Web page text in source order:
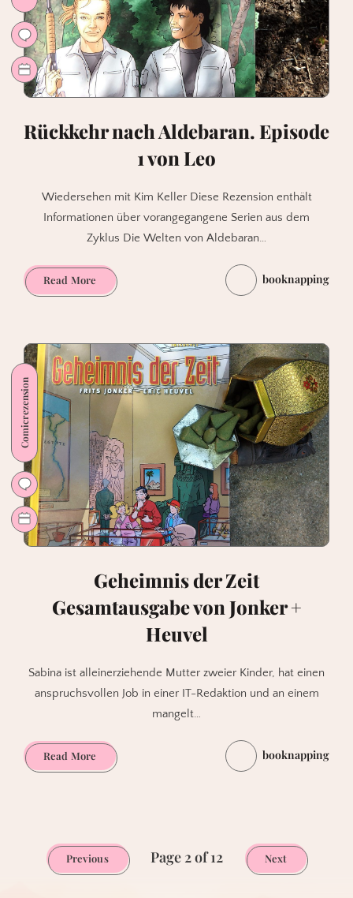
Rückkehr nach Aldebaran. Episode
1 von Leo
Wiedersehen mit Kim Keller Diese Rezension enthält
Informationen über vorangegangene Serien aus dem
Zyklus Die Welten von Aldebaran…
Read MoreRückkehr
nach
von
Leo
booknapping
Comicrezension
Geheimnis der Zeit
Gesamtausgabe von Jonker +
Heuvel
Sabina ist alleinerziehende Mutter zweier Kinder, hat einen
anspruchsvollen Job in einer IT-Redaktion und an einem
mangelt…
Read MoreGeheimnis
der
Jonker
+
booknapping
Previous Page 2 of 12 Next